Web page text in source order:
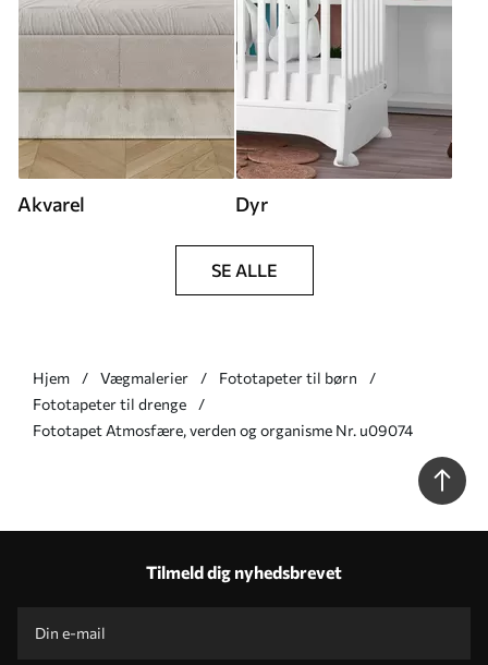
Akvarel Dyr
SE ALLE
Hjem Vægmalerier
Fototapeter til børn
Fototapeter til drenge
Fototapet Atmosfære, verden og organisme Nr. u09074
Tilmeld dig nyhedsbrevet